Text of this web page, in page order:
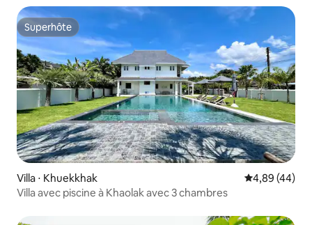
Superhôte
Superhôte
Villa ⋅ Khuekkhak Évaluation
4,89 (44)
Villa avec piscine à Khaolak avec 3 chambres